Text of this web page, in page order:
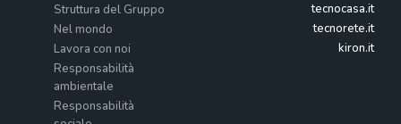
Struttura del Gruppo
Nel mondo
Lavora con noi
Responsabilità
ambientale
Responsabilità
tecnocasa.it
tecnorete.it
kiron.it